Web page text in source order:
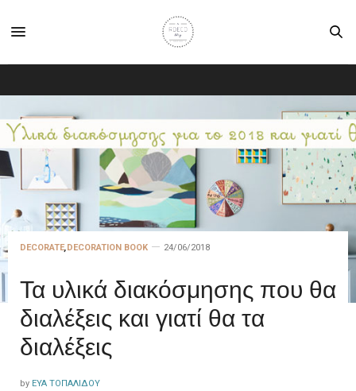
DECORATE,DECORATION BOOK 24/06/2018
Τα υλικά διακόσμησης που θα
διαλέξεις και γιατί θα τα
διαλέξεις
by ΕΎΑ ΤΟΠΑΛΊΔΟΥ